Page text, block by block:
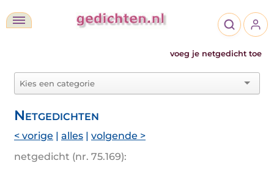
voeg je netgedicht toe
Netgedichten
< vorige | alles | volgende >
netgedicht (nr. 75.169):